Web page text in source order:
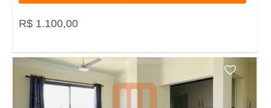
R$ 1.100,00